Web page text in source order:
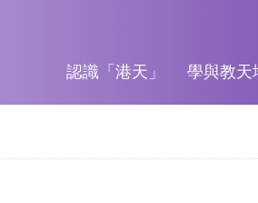
認識「港天」 學與教天